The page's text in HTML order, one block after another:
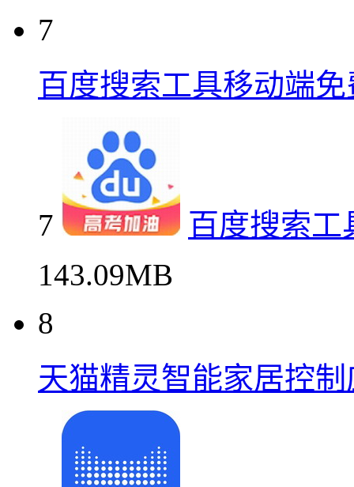
7
百度搜索工具移动端
7
百度搜索工
143.09MB
8
天猫精灵智能家居控